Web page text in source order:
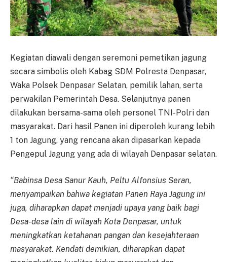
Kegiatan diawali dengan seremoni pemetikan jagung
secara simbolis oleh Kabag SDM Polresta Denpasar,
Waka Polsek Denpasar Selatan, pemilik lahan, serta
perwakilan Pemerintah Desa. Selanjutnya panen
dilakukan bersama-sama oleh personel TNI-Polri dan
masyarakat. Dari hasil Panen ini diperoleh kurang lebih
1 ton Jagung, yang rencana akan dipasarkan kepada
Pengepul Jagung yang ada di wilayah Denpasar selatan.
“Babinsa Desa Sanur Kauh, Peltu Alfonsius Seran,
menyampaikan bahwa kegiatan Panen Raya Jagung ini
juga, diharapkan dapat menjadi upaya yang baik bagi
Desa-desa lain di wilayah Kota Denpasar, untuk
meningkatkan ketahanan pangan dan kesejahteraan
masyarakat. Kendati demikian, diharapkan dapat